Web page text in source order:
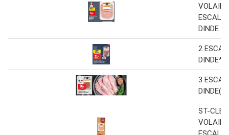
DINDE
2
DINDE**
3
DINDE(A)
ST-